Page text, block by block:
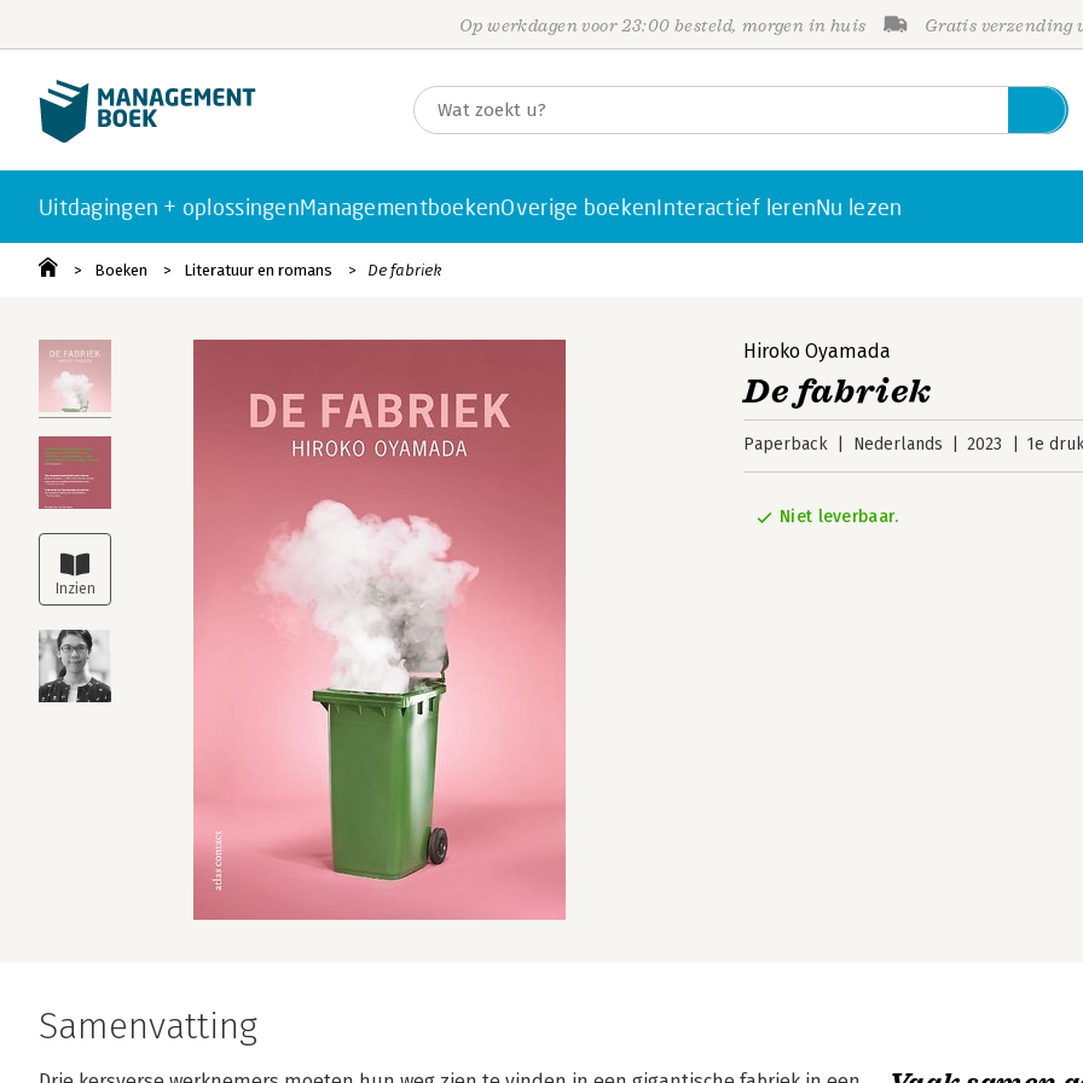
Op werkdagen voor 23:00 besteld, morgen in huis Gratis verzending
Uitdagingen + oplossingenManagementboekenOverige boekenInteractief lerenNu lezen
Boeken Literatuur en romans De fabriek
Hiroko Oyamada
De fabriek
Paperback Nederlands 2023 1e
Niet leverbaar.
Samenvatting